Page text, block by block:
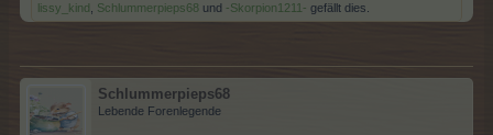
lissy_kind Schlummerpieps68 und -Skorpion1211- gefällt dies.
Schlummerpieps68
Lebende Forenlegende